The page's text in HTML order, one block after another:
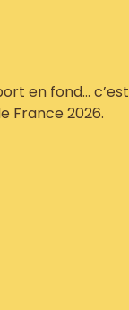
en fond… c’est
France 2026.